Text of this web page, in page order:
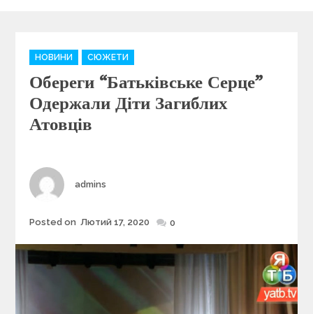
C
a
t
e
g
o
e
s
НОВИНИ СЮЖЕТИ
Обереги “Батьківське Серце”
Одержали Діти Загиблих
Атовців
Author
admins
Posted
Posted on Лютий 17, 2020 0